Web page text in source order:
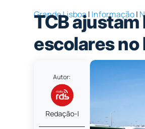
Grande Lisboa| Informação|
TCB
escolares no
Autor:
Redação-I